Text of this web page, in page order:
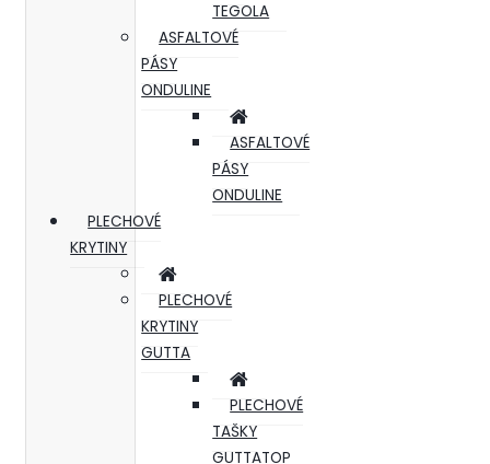
TEGOLA
ASFALTOVÉ
PÁSY
ONDULINE
ASFALTOVÉ
PÁSY
ONDULINE
PLECHOVÉ
KRYTINY
PLECHOVÉ
KRYTINY
GUTTA
PLECHOVÉ
TAŠKY
GUTTATOP